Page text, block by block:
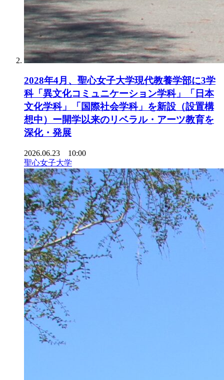
2028年4月、聖心女子大学現代教養学部に3学
科「異文化コミュニケーション学科」「日本
文化学科」「国際社会学科」を新設（設置構
想中）ー開学以来のリベラル・アーツ教育を
深化・発展
2026.06.23 10:00
聖心女子大学